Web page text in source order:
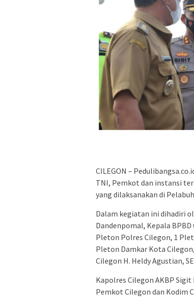
CILEGON –
TNI, Pemkot dan instansi
yang dilaksanakan di
Dalam kegiatan ini dihadiri
Dandenpomal, Kepala
Pleton Polres Cilegon, 1
Pleton Damkar Kota
Cilegon H. Heldy Agustian,
Kapolres Cilegon AKBP
Pemkot Cilegon dan Kodim